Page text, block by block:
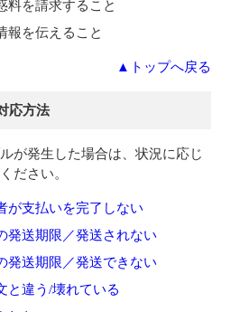
料を請求すること
報を伝えること
▲トップへ戻る
応方法
が発生した場合は、状況に応じ
ださい。
が支払いを完了しない
発送期限／発送されない
発送期限／発送できない
と違う/壊れている